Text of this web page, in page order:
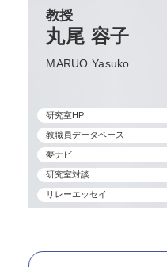
教授
丸尾 容子
MARUO Yasuko
研究室HP
教職員データベース
夢ナビ
研究室対談
リレーエッセイ